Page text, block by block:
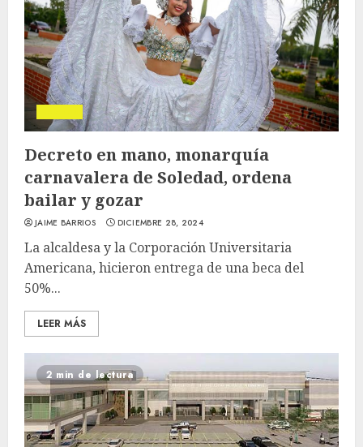
Decreto en mano, monarquía
carnavalera de Soledad, ordena
bailar y gozar
JAIME BARRIOS DICIEMBRE 28, 2024
La alcaldesa y la Corporación Universitaria
Americana, hicieron entrega de una beca del
50%...
LEER MÁS
2 min de lectura